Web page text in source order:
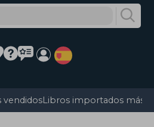
vendidosLibros importados más